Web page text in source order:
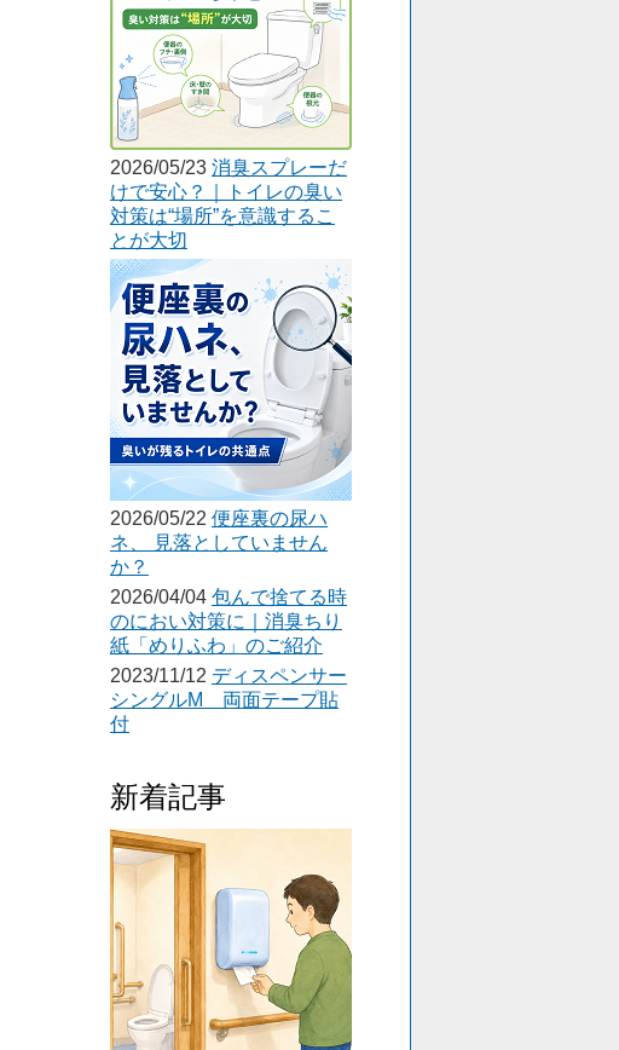
2026/05/23 消臭スプレーだ
けで安心？｜トイレの臭い
対策は“場所”を意識するこ
とが大切
2026/05/22 便座裏の尿ハ
ネ、 見落としていません
か？
2026/04/04 包んで捨てる時
のにおい対策に｜消臭ちり
紙「めりふわ」のご紹介
2023/11/12 ディスペンサー
シングルM 両面テープ貼
付
新着記事